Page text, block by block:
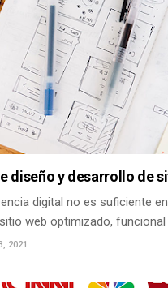
diseño y desarrollo de
digital no es suficiente
web optimizado,
2021